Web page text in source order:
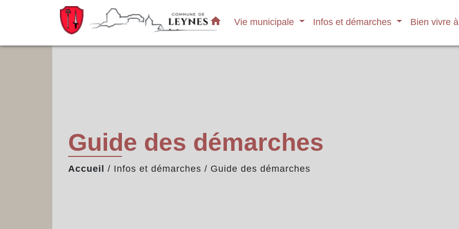
home Vie municipale Infos et démarches Bien vivre
Guide des démarches
Accueil / Infos et démarches / Guide des démarches